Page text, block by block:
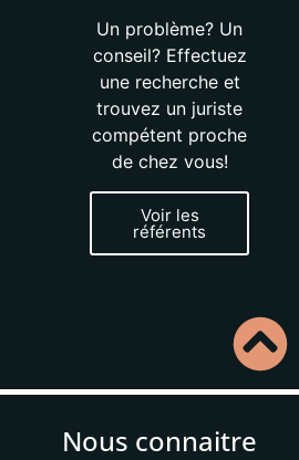
Un problème? Un
conseil? Effectuez
une recherche et
trouvez un juriste
compétent proche
de chez vous!
Voir les
référents
Nous connaitre